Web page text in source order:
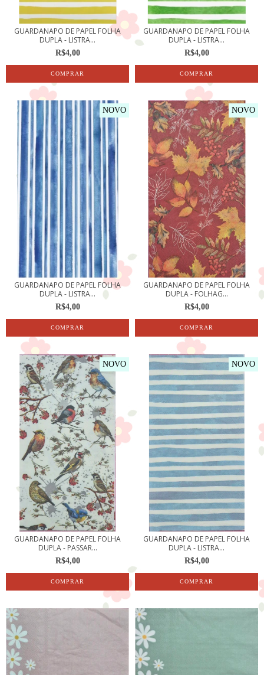
GUARDANAPO DE PAPEL FOLHA
DUPLA - LISTRA...
R$4,00
GUARDANAPO DE PAPEL FOLHA
DUPLA - LISTRA...
R$4,00
NOVO
GUARDANAPO DE PAPEL FOLHA
DUPLA - LISTRA...
R$4,00
NOVO
GUARDANAPO DE PAPEL FOLHA
DUPLA - FOLHAG...
R$4,00
NOVO
GUARDANAPO DE PAPEL FOLHA
DUPLA - PASSAR...
R$4,00
NOVO
GUARDANAPO DE PAPEL FOLHA
DUPLA - LISTRA...
R$4,00